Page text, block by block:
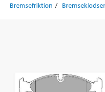
Bremsefriktion
Bremseklodser